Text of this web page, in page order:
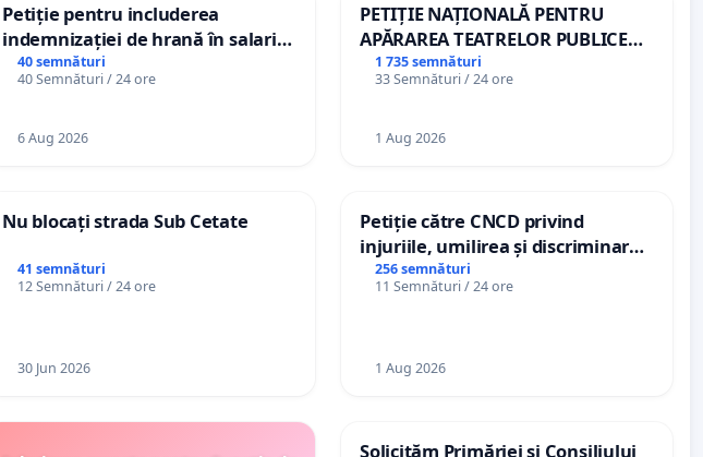
Petiție pentru includerea
indemnizației de hrană în salariul
de bază și protejarea gradațiilor
de vechime pentru asistenții
40 semnături
40 Semnături / 24 ore
6 Aug 2026
PETIȚIE NAȚIONALĂ PENTRU
APĂRAREA TEATRELOR PUBLICE
DE REPERTORIU DIN ROMÂNIA
1 735 semnături
33 Semnături / 24 ore
1 Aug 2026
Nu blocați strada Sub Cetate
41 semnături
12 Semnături / 24 ore
30 Jun 2026
Petiție către CNCD privind
injuriile, umilirea și discriminarea
persoanelor cu dizabilități de
către utilizatorul TikTok „Gorici”
256 semnături
11 Semnături / 24 ore
1 Aug 2026
Solicităm Primăriei și Consiliului